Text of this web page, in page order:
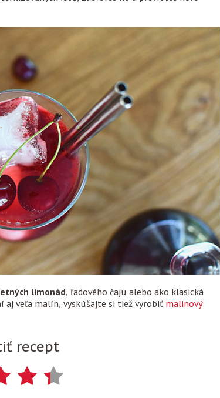
limonád, ľadového čaju alebo ako klasická
aj veľa malín, vyskúšajte si tiež vyrobiť malinový
recept